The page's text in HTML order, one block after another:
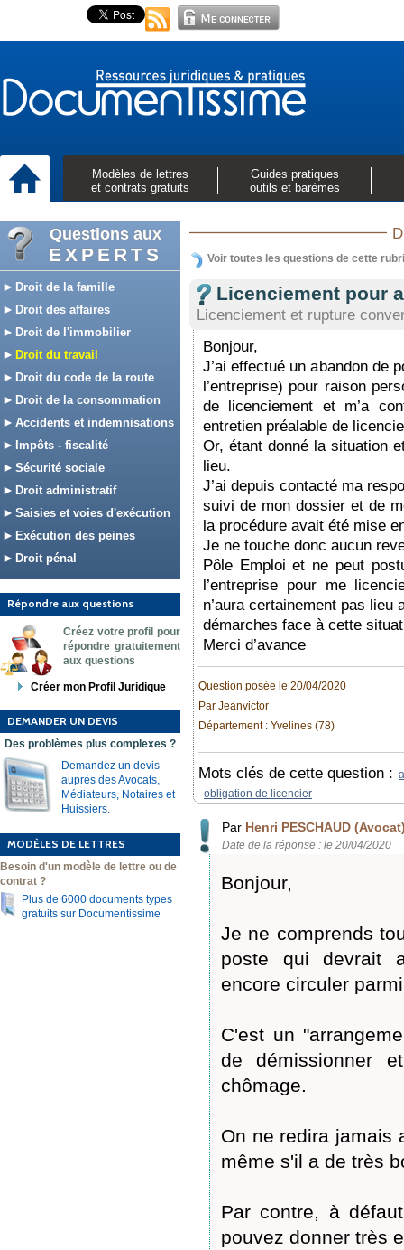
Modèles de lettres
et contrats gratuits
Guides pratiques
outils et barèmes
Questions aux
EXPERTS
Droit de la famille
Droit des affaires
Droit de l'immobilier
Droit du travail
Droit du code de la route
Droit de la consommation
Accidents et indemnisations
Impôts - fiscalité
Sécurité sociale
Droit administratif
Saisies et voies d'exécution
Exécution des peines
Droit pénal
Répondre aux questions
Créez votre profil pour
répondre gratuitement
aux questions
Créer mon Profil Juridique
DEMANDER UN DEVIS
Des problèmes plus complexes ?
Demandez un devis
auprès des Avocats,
Médiateurs, Notaires et
Huissiers.
MODÈLES DE LETTRES
Besoin d'un modèle de lettre ou de
contrat ?
Plus de 6000 documents types
gratuits sur Documentissime
Voir toutes les questions de cette
Licenciement pour
Licenciement et rupture
Bonjour,
J’ai effectué un abandon de
l’entreprise) pour raison
de licenciement et m’a
entretien préalable de
Or, étant donné la situation
lieu.
J’ai depuis contacté ma
suivi de mon dossier et de
la procédure avait été mise
Je ne touche donc aucun
Pôle Emploi et ne peut
l’entreprise pour me
n’aura certainement pas
démarches face à cette
Merci d’avance
Question posée le 20/04/2020
Par Jeanvictor
Département : Yvelines (78)
Mots clés de cette question :
obligation de licencier
Par Henri PESCHAUD
Date de la réponse : le 20/04/2020
Bonjour,
Je ne comprends
poste qui devrait
encore circuler
C'est un
de démissionner
chômage.
On ne redira jamais
même s'il a de très
Par contre, à
pouvez donner très